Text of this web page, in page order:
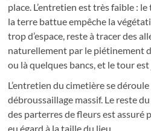
place. L’entretien est très faible :
la terre battue empêche la
trop d’espace, reste à tracer des
naturellement par le piétinement
ou là quelques bancs, et le tour est
L’entretien du cimetière se
débroussaillage massif. Le reste
des parterres de fleurs est assuré
eu égard à la taille du lieu.